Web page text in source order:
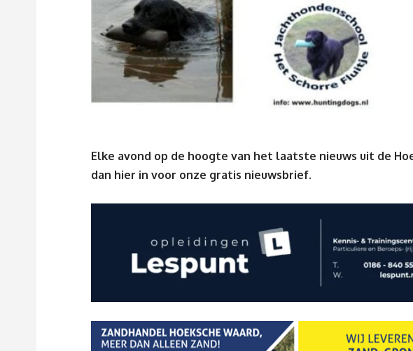
Elke avond op de hoogte van het laatste nieuws uit de
dan hier in voor onze gratis nieuwsbrief.